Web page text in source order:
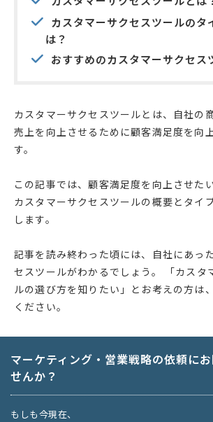
カスタマーサクセスツールのタ
は？
おすすめのカスタマーサクセス
カスタマーサクセスツールとは、自社の
売上を向上させるために顧客満足度を向
す。
この記事では、顧客満足度を向上させた
カスタマーサクセスツールの概要とタイ
します。
記事を読み終わった頃には、自社にあっ
セスツールがわかるでしょう。 「カスタ
ルの選び方を知りたい」とお考えの方は
ください。
マーケティング・営業戦略の依頼に
せんか？
もしも今現在、